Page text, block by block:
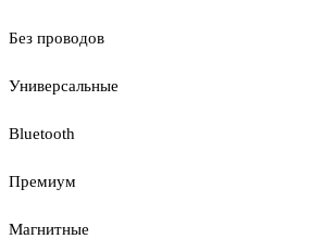
Без проводов
Универсальные
Bluetooth
Премиум
Магнитные